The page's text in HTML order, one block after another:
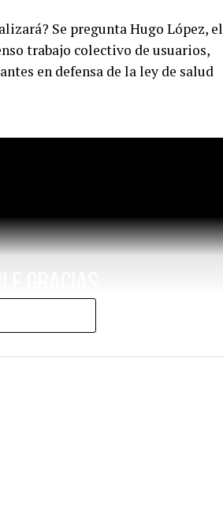
Se pregunta Hugo López, el
trabajo colectivo de usuarios,
en defensa de la ley de salud